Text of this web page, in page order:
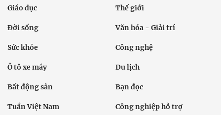
Giáo dục Thế giới
Đời sống Văn hóa - Giải trí
Sức khỏe Công nghệ
Ô tô xe máy Du lịch
Bất động sản Bạn đọc
Tuần Việt Nam Công nghiệp hỗ trợ